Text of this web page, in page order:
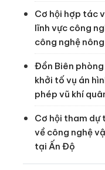
Cơ hội hợp tác
lĩnh vực công
công nghệ
Đồn Biên phòng
khởi tố vụ án
phép vũ khí
Cơ hội tham dự
về công nghệ
tại Ấn Độ